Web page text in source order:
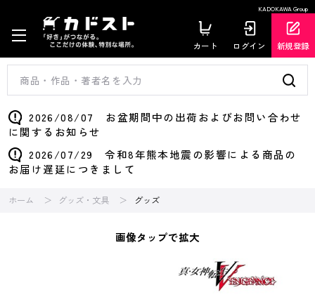
KADOKAWA Group
カート ログイン 新規登録
2026/08/07 お盆期間中の出荷およびお問い合わせ
に関するお知らせ
2026/07/29 令和8年熊本地震の影響による商品の
お届け遅延につきまして
ホーム グッズ・文具 グッズ
画像タップで拡大